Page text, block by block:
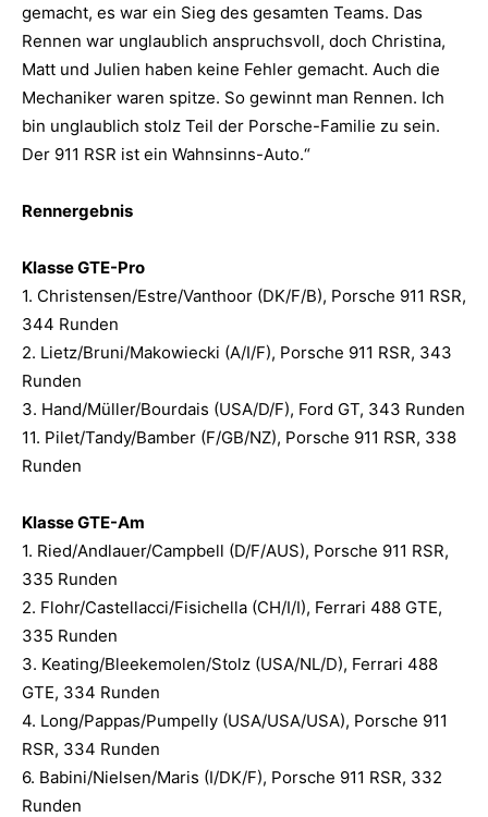
gemacht, es war ein Sieg des gesamten Teams. Das
Rennen war unglaublich anspruchsvoll, doch Christina,
Matt und Julien haben keine Fehler gemacht. Auch die
Mechaniker waren spitze. So gewinnt man Rennen. Ich
bin unglaublich stolz Teil der Porsche-Familie zu sein.
Der 911 RSR ist ein Wahnsinns-Auto.“
Rennergebnis
Klasse GTE-Pro
1. Christensen/Estre/Vanthoor (DK/F/B), Porsche 911 RSR,
344 Runden
2. Lietz/Bruni/Makowiecki (A/I/F), Porsche 911 RSR, 343
Runden
3. Hand/Müller/Bourdais (USA/D/F), Ford GT, 343 Runden
11. Pilet/Tandy/Bamber (F/GB/NZ), Porsche 911 RSR, 338
Runden
Klasse GTE-Am
1. Ried/Andlauer/Campbell (D/F/AUS), Porsche 911 RSR,
335 Runden
2. Flohr/Castellacci/Fisichella (CH/I/I), Ferrari 488 GTE,
335 Runden
3. Keating/Bleekemolen/Stolz (USA/NL/D), Ferrari 488
GTE, 334 Runden
4. Long/Pappas/Pumpelly (USA/USA/USA), Porsche 911
RSR, 334 Runden
6. Babini/Nielsen/Maris (I/DK/F), Porsche 911 RSR, 332
Runden